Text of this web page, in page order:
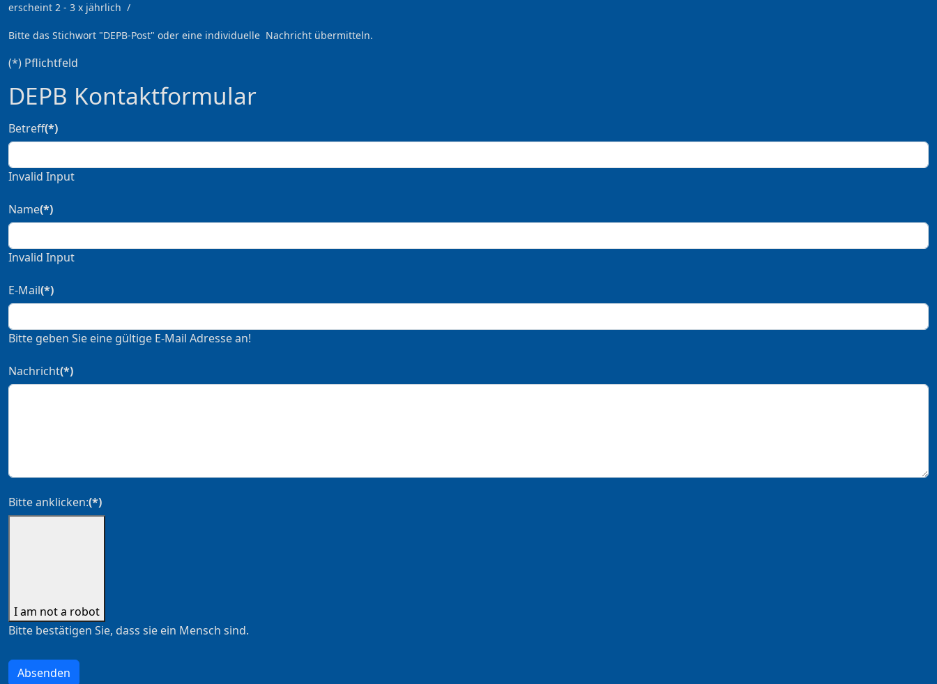
erscheint 2 - 3 x jährlich /
Bitte das Stichwort "DEPB-Post" oder eine individuelle Nachricht übermitteln.
(*) Pflichtfeld
DEPB Kontaktformular
Betreff(*)
Invalid Input
Name(*)
Invalid Input
E-Mail(*)
Bitte geben Sie eine gültige E-Mail Adresse an!
Nachricht(*)
Bitte anklicken:(*)
I am not a robot
Bitte bestätigen Sie, dass sie ein Mensch sind.
Absenden